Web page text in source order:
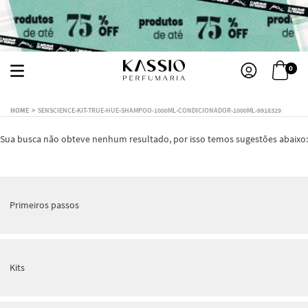
0
SENSCIENCE-KIT-TRUE-HUE-SHAMPOO-1000ML-CONDICIONADOR-1000ML-9918329
Sua busca não obteve nenhum resultado, por isso temos sugestões abaixo:
Primeiros passos
Kits